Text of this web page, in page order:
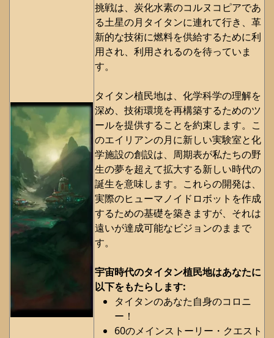
挑戦は、炭化水素のコルヌコピアであ
る土星の月タイタンに連れて行き、革
新的な技術に燃料を供給するために利
用され、利用されるのを待っていま
す。
タイタン植民地は、化学科学の理解を
深め、技術環境を再構築するためのツ
ールを提供することを約束します。こ
のエイリアンの月に新しい実験室と化
学施設の創設は、周期表が私たちの野
生の夢を超えて拡大する新しい時代の
誕生を意味します。これらの開発は、
実際のヒューマノイドロボットを作成
するための基礎を築きますが、それは
遠いが達成可能なビジョンのままで
す。
宇宙時代のタイタン植民地はあなたに
以下をもたらします:
タイタンのあなた自身のコロニ
ー！
60のメインストーリー・クエスト